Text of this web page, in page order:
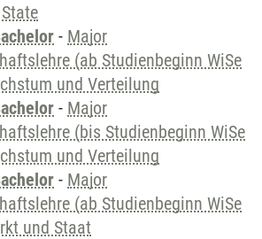
- Major
(ab Studienbeginn WiSe
und Verteilung
- Major
(bis Studienbeginn WiSe
und Verteilung
- Major
(ab Studienbeginn WiSe
und Staat